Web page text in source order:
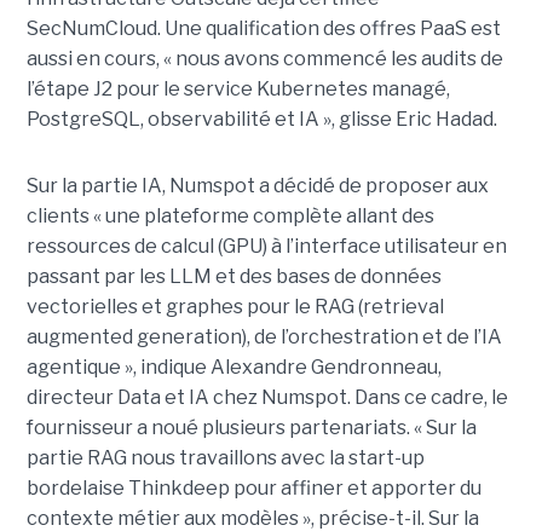
SecNumCloud. Une qualification des offres PaaS est
aussi en cours, « nous avons commencé les audits de
l’étape J2 pour le service Kubernetes managé,
PostgreSQL, observabilité et IA », glisse Eric Hadad.
Sur la partie IA, Numspot a décidé de proposer aux
clients « une plateforme complète allant des
ressources de calcul (GPU) à l’interface utilisateur en
passant par les LLM et des bases de données
vectorielles et graphes pour le RAG (retrieval
augmented generation), de l’orchestration et de l’IA
agentique », indique Alexandre Gendronneau,
directeur Data et IA chez Numspot. Dans ce cadre, le
fournisseur a noué plusieurs partenariats. « Sur la
partie RAG nous travaillons avec la start-up
bordelaise Thinkdeep pour affiner et apporter du
contexte métier aux modèles », précise-t-il. Sur la